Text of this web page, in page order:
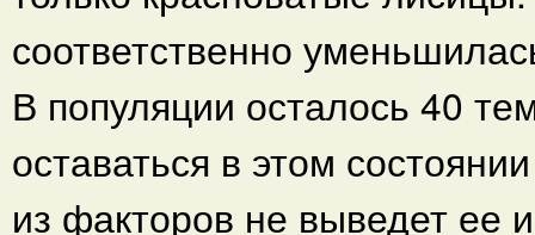
соответственно
В популяции осталось 40
оставаться в этом
из факторов не выведет ее